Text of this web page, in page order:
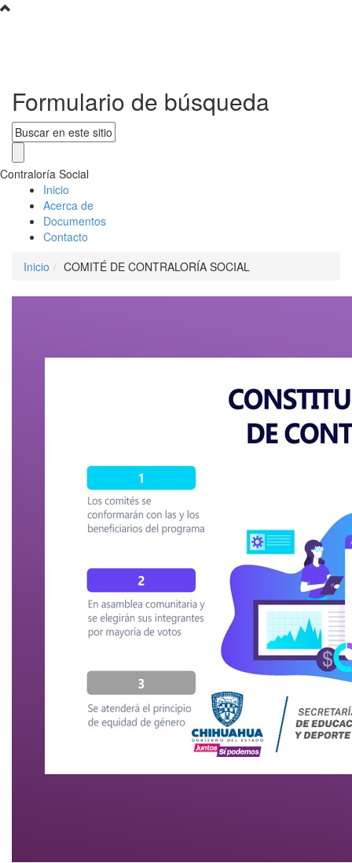
Formulario de búsqueda
Contraloría Social
Inicio
Acerca de
Documentos
Contacto
Inicio
COMITÉ DE CONTRALORÍA SOCIAL